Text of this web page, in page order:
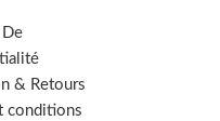
& Retours
conditions